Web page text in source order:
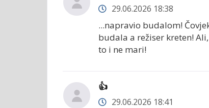
29.06.2026 18:38
...napravio budalom!
budala a režiser kreten!
to i ne mari!
👍
29.06.2026 18:41